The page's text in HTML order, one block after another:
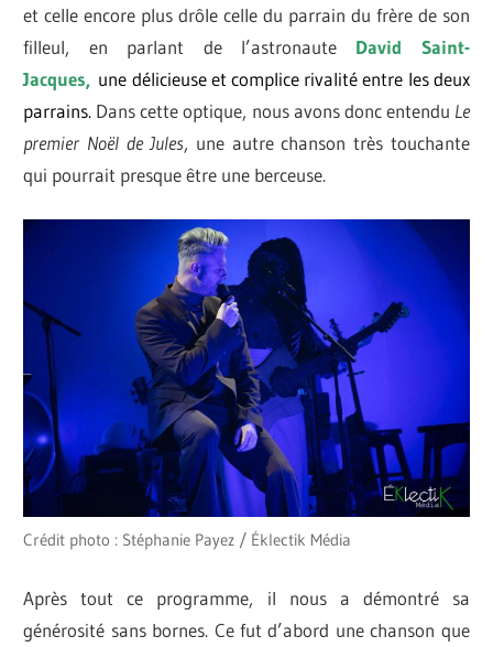
et celle encore plus drôle celle du parrain du frère de son
filleul, en parlant de l’astronaute David Saint-
Jacques, une délicieuse et complice rivalité entre les deux
parrains. Dans cette optique, nous avons donc entendu Le
premier Noël de Jules, une autre chanson très touchante
qui pourrait presque être une berceuse.
Crédit photo : Stéphanie Payez / Éklectik Média
Après tout ce programme, il nous a démontré sa
générosité sans bornes. Ce fut d’abord une chanson que